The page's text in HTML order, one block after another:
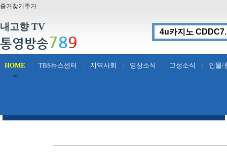
즐겨찾기추가
내고향 TV
통영방송789
HOME TBS뉴스센터 지역사회 영상소식 고성소식 인물/